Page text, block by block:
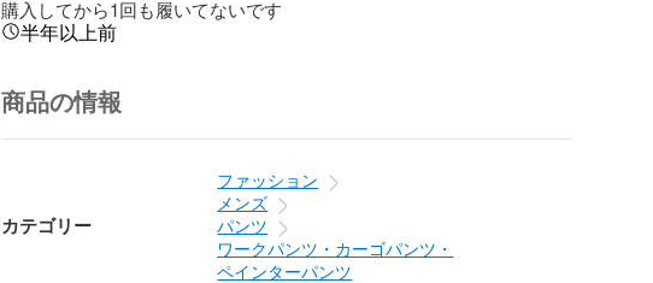
購入してから1回も履いてないです
半年以上前
商品の情報
カテゴリー
ファッション
メンズ
パンツ
ワークパンツ・カーゴパンツ・
ペインターパンツ